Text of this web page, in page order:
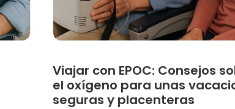
Viajar con EPOC: Consejos
el oxígeno para unas
seguras y placenteras